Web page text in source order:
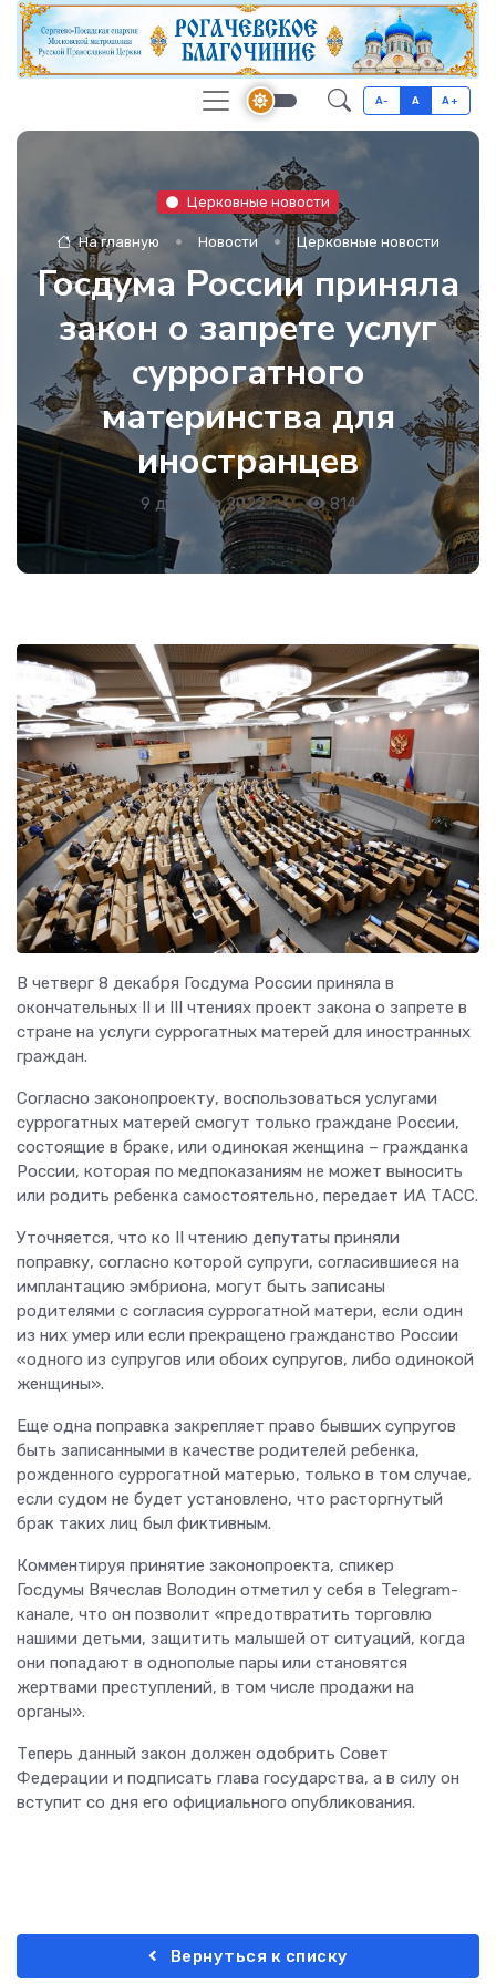
A- A A+
Церковные новости
На главную Новости Церковные новости
Госдума России приняла
закон о запрете услуг
суррогатного
материнства для
иностранцев
9 декабря 2022 • 814
В четверг 8 декабря Госдума России приняла в
окончательных II и III чтениях проект закона о запрете в
стране на услуги суррогатных матерей для иностранных
граждан.
Согласно законопроекту, воспользоваться услугами
суррогатных матерей смогут только граждане России,
состоящие в браке, или одинокая женщина – гражданка
России, которая по медпоказаниям не может выносить
или родить ребенка самостоятельно, передает ИА ТАСС.
Уточняется, что ко II чтению депутаты приняли
поправку, согласно которой супруги, согласившиеся на
имплантацию эмбриона, могут быть записаны
родителями с согласия суррогатной матери, если один
из них умер или если прекращено гражданство России
«одного из супругов или обоих супругов, либо одинокой
женщины».
Еще одна поправка закрепляет право бывших супругов
быть записанными в качестве родителей ребенка,
рожденного суррогатной матерью, только в том случае,
если судом не будет установлено, что расторгнутый
брак таких лиц был фиктивным.
Комментируя принятие законопроекта, спикер
Госдумы Вячеслав Володин отметил у себя в Telegram-
канале, что он позволит «предотвратить торговлю
нашими детьми, защитить малышей от ситуаций, когда
они попадают в однополые пары или становятся
жертвами преступлений, в том числе продажи на
органы».
Теперь данный закон должен одобрить Совет
Федерации и подписать глава государства, а в силу он
вступит со дня его официального опубликования.
Вернуться к списку